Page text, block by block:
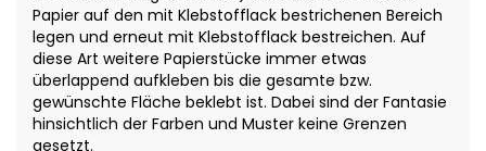
Papier auf den mit Klebstofflack bestrichenen Bereich
legen und erneut mit Klebstofflack bestreichen. Auf
diese Art weitere Papierstücke immer etwas
überlappend aufkleben bis die gesamte bzw.
gewünschte Fläche beklebt ist. Dabei sind der Fantasie
hinsichtlich der Farben und Muster keine Grenzen
gesetzt.